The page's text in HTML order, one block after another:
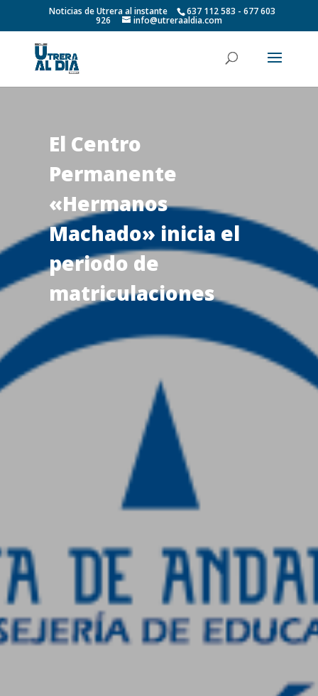
Noticias de Utrera al instante 637 112 583 - 677 603
926 info@utreraaldia.com
El Centro
Permanente
«Hermanos
Machado» inicia el
periodo de
matriculaciones